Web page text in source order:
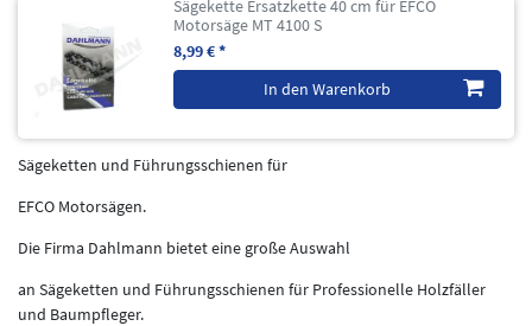
Sägekette Ersatzkette 40 cm für EFCO
Motorsäge MT 4100 S
8,99 € *
In den Warenkorb
Sägeketten und Führungsschienen für
EFCO Motorsägen.
Die Firma Dahlmann bietet eine große Auswahl
an Sägeketten und Führungsschienen für Professionelle Holzfäller
und Baumpfleger.